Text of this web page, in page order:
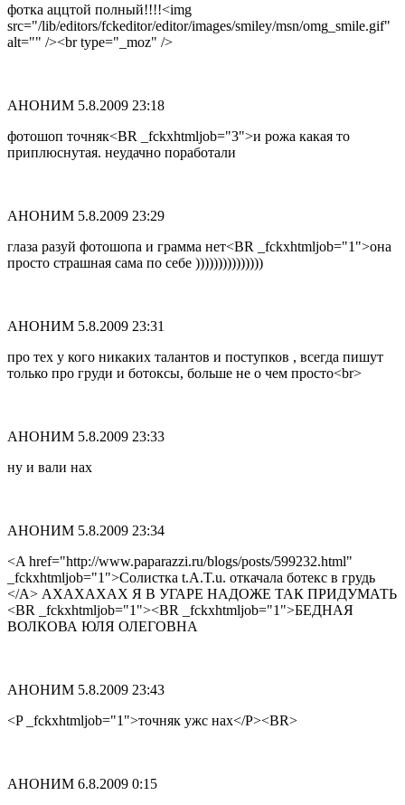
фотка аццтой полный!!!!<img
src="/lib/editors/fckeditor/editor/images/smiley/msn/omg_smile.gif"
alt="" /><br type="_moz" />
АНОНИМ 5.8.2009 23:18
фотошоп точняк<BR _fckxhtmljob="3">и рожа какая то
приплюснутая. неудачно поработали
АНОНИМ 5.8.2009 23:29
глаза разуй фотошопа и грамма нет<BR _fckxhtmljob="1">она
просто страшная сама по себе )))))))))))))))
АНОНИМ 5.8.2009 23:31
про тех у кого никаких талантов и поступков , всегда пишут
только про груди и ботоксы, больше не о чем просто<br>
АНОНИМ 5.8.2009 23:33
ну и вали нах
АНОНИМ 5.8.2009 23:34
<A href="http://www.paparazzi.ru/blogs/posts/599232.html"
_fckxhtmljob="1">Солистка t.A.T.u. откачала ботекс в грудь
</A> АХАХАХАХ Я В УГАРЕ НАДОЖЕ ТАК ПРИДУМАТЬ
<BR _fckxhtmljob="1"><BR _fckxhtmljob="1">БЕДНАЯ
ВОЛКОВА ЮЛЯ ОЛЕГОВНА
АНОНИМ 5.8.2009 23:43
<P _fckxhtmljob="1">точняк ужс нах</P><BR>
АНОНИМ 6.8.2009 0:15